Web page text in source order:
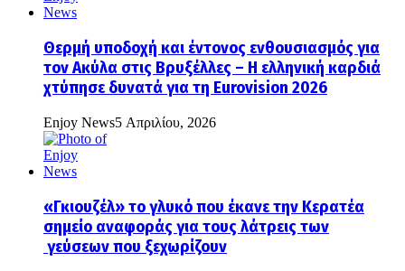
Θερμή υποδοχή και έντονος ενθουσιασμός για
τον Ακύλα στις Βρυξέλλες – Η ελληνική καρδιά
χτύπησε δυνατά για τη Eurovision 2026
Enjoy News5 Απριλίου, 2026
«Γκιουζέλ» το γλυκό που έκανε την Κερατέα
σημείο αναφοράς για τους λάτρεις των
γεύσεων που ξεχωρίζουν